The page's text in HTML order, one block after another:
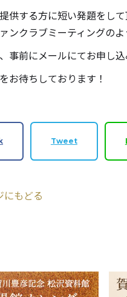
供する方に短い発題をし
ンクラブミーティングの
事前にメールにてお申し
お待ちしております！
Tweet
にもどる